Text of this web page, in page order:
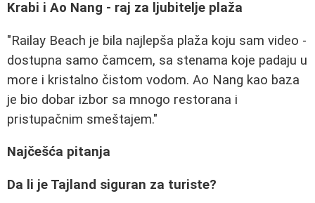
Krabi i Ao Nang - raj za ljubitelje plaža
"Railay Beach je bila najlepša plaža koju sam video -
dostupna samo čamcem, sa stenama koje padaju u
more i kristalno čistom vodom. Ao Nang kao baza
je bio dobar izbor sa mnogo restorana i
pristupačnim smeštajem."
Najčešća pitanja
Da li je Tajland siguran za turiste?